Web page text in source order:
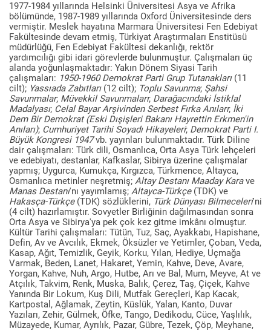
1977-1984 yıllarında Helsinki Üniversitesi Asya ve Afrika
bölümünde, 1987-1989 yıllarında Oxford Üniversitesinde ders
vermiştir. Meslek hayatına Marmara Üniversitesi Fen Edebiyat
Fakültesinde devam etmiş, Türkiyat Araştırmaları Enstitüsü
müdürlüğü, Fen Edebiyat Fakültesi dekanlığı, rektör
yardımcılığı gibi idari görevlerde bulunmuştur. Çalışmaları üç
alanda yoğunlaşmaktadır: Yakın Dönem Siyasi Tarih
çalışmaları: 1950-1960 Demokrat Parti Grup Tutanakları(11
cilt); Yassıada Zabıtları(12 cilt); Toplu Savunma; Şahsi
Savunmalar; Müvekkil Savunmaları; Darağacındaki İstiklal
Madalyası; Celal Bayar Arşivinden Serbest Fırka Anıları; İki
Dem Bir Demokrat (Eski Dışişleri Bakanı Hayrettin Erkmen'in
Anıları); Cumhuriyet Tarihi Soyadı Hikayeleri; Demokrat Parti I.
Büyük Kongresi 1947vb. yayınları bulunmaktadır. Türk Diline
dair çalışmaları: Türk dili, Osmanlıca, Orta Asya Türk lehçeleri
ve edebiyatı, destanlar, Kafkaslar, Sibirya üzerine çalışmalar
yapmış; Uygurca, Kumukça, Kırgızca, Türkmence, Altayca,
Osmanlıca metinler neşretmiş; Altay Destanı Maaday Karave
Manas Destanı'nı yayımlamış; Altayca-Türkçe(TDK) ve
Hakasça-Türkçe(TDK) sözlüklerini, Türk Dünyası Bilmeceleri'ni
(4 cilt) hazırlamıştır. Sovyetler Birliğinin dağılmasından sonra
Orta Asya ve Sibirya'ya pek çok kez gitme imkânı olmuştur.
Kültür Tarihi çalışmaları: Tütün, Tuz, Saç, Ayakkabı, Hapishane,
Defin, Av ve Avcılık, Ekmek, Öksüzler ve Yetimler, Çoban, Veda,
Kasap, Ağıt, Temizlik, Geyik, Korku, Yılan, Hediye, Uçmağa
Varmak, Beden, Lanet, Hakaret, Yemin, Kahve, Deve, Avare,
Yorgan, Kahve, Nuh, Argo, Hutbe, Arı ve Bal, Mum, Meyve, At ve
Atçılık, Takvim, Renk, Muska, Balık, Çerez, Taş, Çiçek, Kahve
Yanında Bir Lokum, Kuş Dili, Mutfak Gereçleri, Kap Kacak,
Kartpostal, Ağlamak, Zeytin, Küslük, Yalan, Kanto, Duvar
Yazıları, Zehir, Gülmek, Öfke, Tango, Dedikodu, Cüce, Yaşlılık,
Müzayede, Kumar, Ayrılık, Pazar, Gübre, Tezek, Çöp, Meyhane,